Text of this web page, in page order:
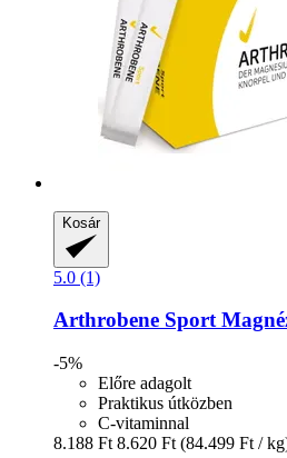
Kosár
5.0 (1)
Arthrobene Sport
-5%
Előre adagolt
Praktikus útközben
C-vitaminnal
8.188 Ft 8.620 Ft (84.499 Ft /